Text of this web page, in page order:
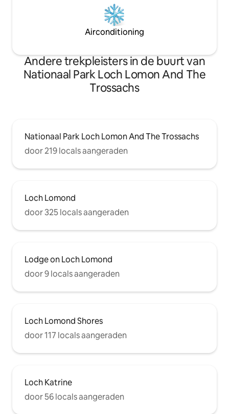
Airconditioning
Andere trekpleisters in de buurt van
Nationaal Park Loch Lomon And The
Trossachs
Nationaal Park Loch Lomon And The Trossachs
door 219 locals aangeraden
Loch Lomond
door 325 locals aangeraden
Lodge on Loch Lomond
door 9 locals aangeraden
Loch Lomond Shores
door 117 locals aangeraden
Loch Katrine
door 56 locals aangeraden